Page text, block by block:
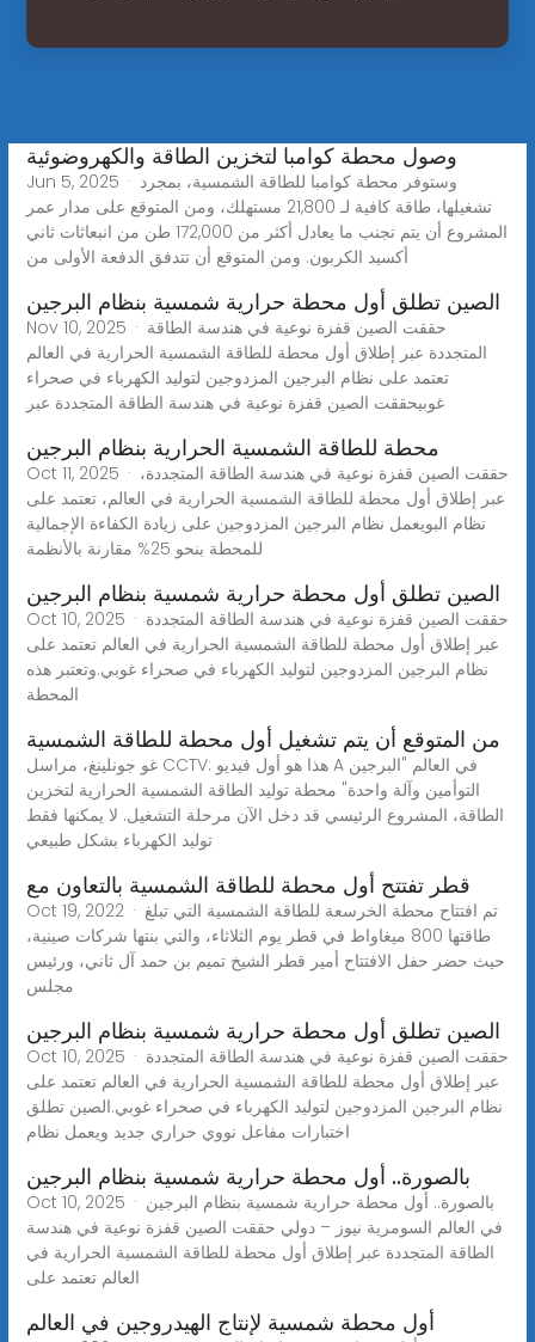
وصول محطة كوامبا لتخزين الطاقة والكهروضوئية
Jun 5, 2025 · وستوفر محطة كوامبا للطاقة الشمسية، بمجرد
تشغيلها، طاقة كافية لـ 21,800 مستهلك، ومن المتوقع على مدار عمر
المشروع أن يتم تجنب ما يعادل أكثر من 172,000 طن من انبعاثات ثاني
أكسيد الكربون. ومن المتوقع أن تتدفق الدفعة الأولى من
الصين تطلق أول محطة حرارية شمسية بنظام البرجين
Nov 10, 2025 · حققت الصين قفزة نوعية في هندسة الطاقة
المتجددة عبر إطلاق أول محطة للطاقة الشمسية الحرارية في العالم
تعتمد على نظام البرجين المزدوجين لتوليد الكهرباء في صحراء
غوبيحققت الصين قفزة نوعية في هندسة الطاقة المتجددة عبر
محطة للطاقة الشمسية الحرارية بنظام البرجين
Oct 11, 2025 · حققت الصين قفزة نوعية في هندسة الطاقة المتجددة،
عبر إطلاق أول محطة للطاقة الشمسية الحرارية في العالم، تعتمد على
نظام البويعمل نظام البرجين المزدوجين على زيادة الكفاءة الإجمالية
للمحطة بنحو 25% مقارنة بالأنظمة
الصين تطلق أول محطة حرارية شمسية بنظام البرجين
Oct 10, 2025 · حققت الصين قفزة نوعية في هندسة الطاقة المتجددة
عبر إطلاق أول محطة للطاقة الشمسية الحرارية في العالم تعتمد على
نظام البرجين المزدوجين لتوليد الكهرباء في صحراء غوبي.وتعتبر هذه
المحطة
من المتوقع أن يتم تشغيل أول محطة للطاقة الشمسية
غو جونلينغ، مراسل CCTV: هذا هو أول فيديو A في العالم "البرجين
التوأمين وآلة واحدة" محطة توليد الطاقة الشمسية الحرارية لتخزين
الطاقة، المشروع الرئيسي قد دخل الآن مرحلة التشغيل. لا يمكنها فقط
توليد الكهرباء بشكل طبيعي
قطر تفتتح أول محطة للطاقة الشمسية بالتعاون مع
Oct 19, 2022 · تم افتتاح محطة الخرسعة للطاقة الشمسية التي تبلغ
طاقتها 800 ميغاواط في قطر يوم الثلاثاء، والتي بنتها شركات صينية،
حيث حضر حفل الافتتاح أمير قطر الشيخ تميم بن حمد آل ثاني، ورئيس
مجلس
الصين تطلق أول محطة حرارية شمسية بنظام البرجين
Oct 10, 2025 · حققت الصين قفزة نوعية في هندسة الطاقة المتجددة
عبر إطلاق أول محطة للطاقة الشمسية الحرارية في العالم تعتمد على
نظام البرجين المزدوجين لتوليد الكهرباء في صحراء غوبي.الصين تطلق
اختبارات مفاعل نووي حراري جديد ويعمل نظام
بالصورة.. أول محطة حرارية شمسية بنظام البرجين
Oct 10, 2025 · بالصورة.. أول محطة حرارية شمسية بنظام البرجين
في العالم السومرية نيوز – دولي حققت الصين قفزة نوعية في هندسة
الطاقة المتجددة عبر إطلاق أول محطة للطاقة الشمسية الحرارية في
العالم تعتمد على
أول محطة شمسية لإنتاج الهيدروجين في العالم